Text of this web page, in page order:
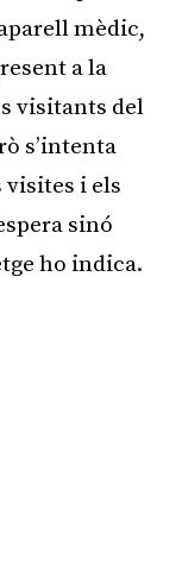
mèdic,
a la
visitants del
s’intenta
i els
sinó
ho indica.